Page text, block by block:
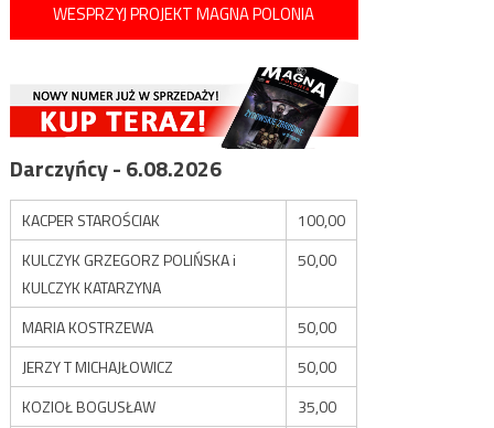
WESPRZYJ PROJEKT MAGNA POLONIA
Darczyńcy - 6.08.2026
KACPER STAROŚCIAK
100,00
KULCZYK GRZEGORZ POLIŃSKA i
KULCZYK KATARZYNA
50,00
MARIA KOSTRZEWA
50,00
JERZY T MICHAJŁOWICZ
50,00
KOZIOŁ BOGUSŁAW
35,00